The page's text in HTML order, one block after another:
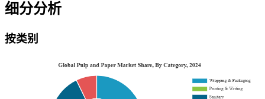
细分分析
按类别